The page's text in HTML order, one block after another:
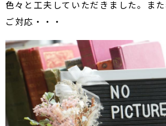
色々と工夫していただきました。ま
ご対応・・・